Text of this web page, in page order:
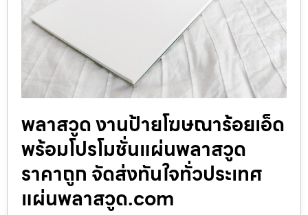
พลาสวูด งานป้ายโฆษณาร้อยเอ็ด
พร้อมโปรโมชั่นแผ่นพลาสวูด
ราคาถูก จัดส่งทันใจทั่วประเทศ
แผ่นพลาสวูด.com